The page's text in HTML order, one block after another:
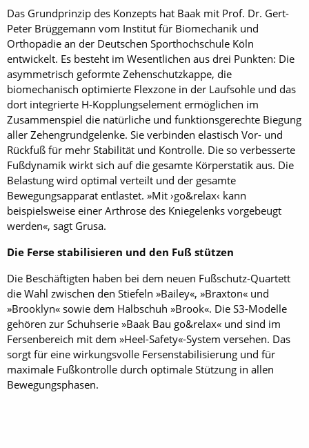
Das Grundprinzip des Konzepts hat Baak mit Prof. Dr. Gert-
Peter Brüggemann vom Institut für Biomechanik und
Orthopädie an der Deutschen Sporthochschule Köln
entwickelt. Es besteht im Wesentlichen aus drei Punkten: Die
asymmetrisch geformte Zehenschutzkappe, die
biomechanisch optimierte Flexzone in der Laufsohle und das
dort integrierte H-Kopplungselement ermöglichen im
Zusammenspiel die natürliche und funktionsgerechte Biegung
aller Zehengrundgelenke. Sie verbinden elastisch Vor- und
Rückfuß für mehr Stabilität und Kontrolle. Die so verbesserte
Fußdynamik wirkt sich auf die gesamte Körperstatik aus. Die
Belastung wird optimal verteilt und der gesamte
Bewegungsapparat entlastet. »Mit ›go&relax‹ kann
beispielsweise einer Arthrose des Kniegelenks vorgebeugt
werden«, sagt Grusa.
Die Ferse stabilisieren und den Fuß stützen
Die Beschäftigten haben bei dem neuen Fußschutz-Quartett
die Wahl zwischen den Stiefeln »Bailey«, »Braxton« und
»Brooklyn« sowie dem Halbschuh »Brook«. Die S3-Modelle
gehören zur Schuhserie »Baak Bau go&relax« und sind im
Fersenbereich mit dem »Heel-Safety«-System versehen. Das
sorgt für eine wirkungsvolle Fersenstabilisierung und für
maximale Fußkontrolle durch optimale Stützung in allen
Bewegungsphasen.